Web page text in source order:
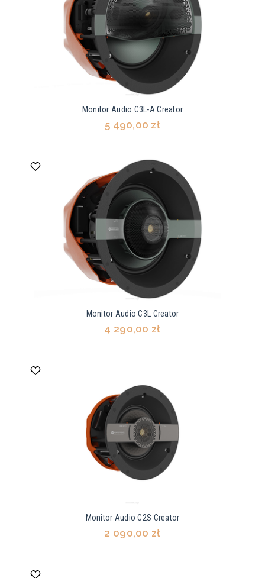
Monitor Audio C3L-A Creator
5 490,00 zł
Monitor Audio C3L Creator
4 290,00 zł
Monitor Audio C2S Creator
2 090,00 zł